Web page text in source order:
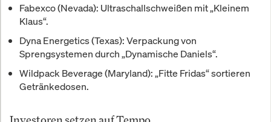
Fabexco (Nevada): Ultraschallschweißen mit „Kleinem
Klaus“.
Dyna Energetics (Texas):Verpackung von
Sprengsystemen durch „Dynamische Daniels“.
Wildpack Beverage (Maryland):„Fitte Fridas“ sortieren
Getränkedosen.